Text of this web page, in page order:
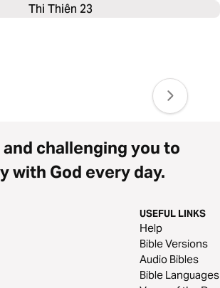
Thi Thiên 23
challenging you to
with God every day.
USEFUL LINKS
Help
Bible Versions
Audio Bibles
Bible Languages